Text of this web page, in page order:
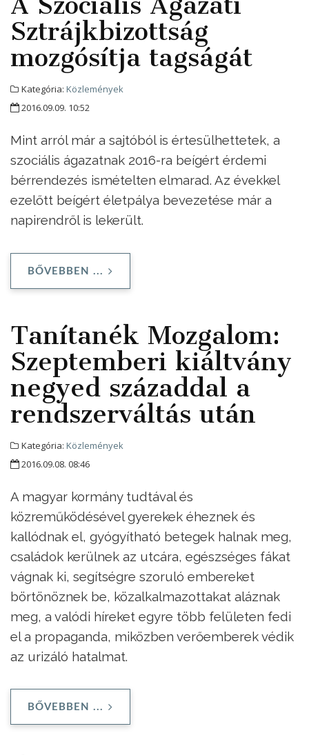
Sztrájkbizottság
mozgósítja tagságát
Kategória: Közlemények
2016.09.09. 10:52
Mint arról már a sajtóból is értesülhettetek, a
szociális ágazatnak 2016-ra beígért érdemi
bérrendezés ismételten elmarad. Az évekkel
ezelőtt beígért életpálya bevezetése már a
napirendről is lekerült.
BŐVEBBEN ...
Tanítanék Mozgalom:
Szeptemberi kiáltvány
negyed századdal a
rendszerváltás után
Kategória: Közlemények
2016.09.08. 08:46
A magyar kormány tudtával és
közreműködésével gyerekek éheznek és
kallódnak el, gyógyítható betegek halnak meg,
családok kerülnek az utcára, egészséges fákat
vágnak ki, segítségre szoruló embereket
börtönöznek be, közalkalmazottakat aláznak
meg, a valódi híreket egyre több felületen fedi
el a propaganda, miközben verőemberek védik
az urizáló hatalmat.
BŐVEBBEN ...